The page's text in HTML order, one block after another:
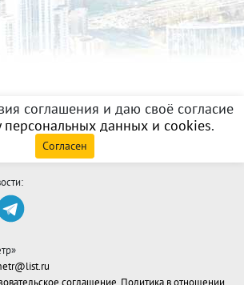
соглашения и даю своё согласие
персональных данных и cookies.
Согласен
»
соглашение Политика в отношении